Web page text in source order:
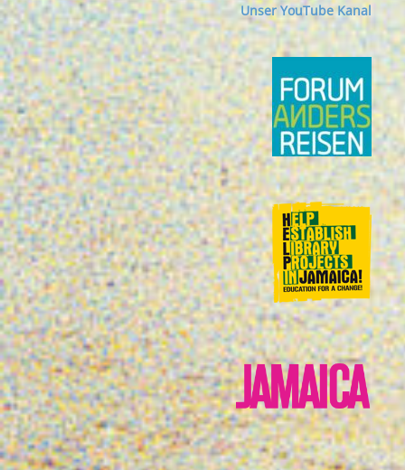
Unser YouTube Kanal